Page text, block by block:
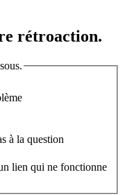
rétroaction.
à la question
lien qui ne fonctionne